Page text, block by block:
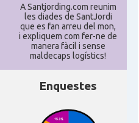
A Santjording.com reunim
les diades de SantJordi
que es fan arreu del mon,
i expliquem com fer-ne de
manera fàcil i sense
maldecaps logí­stics!
Enquestes